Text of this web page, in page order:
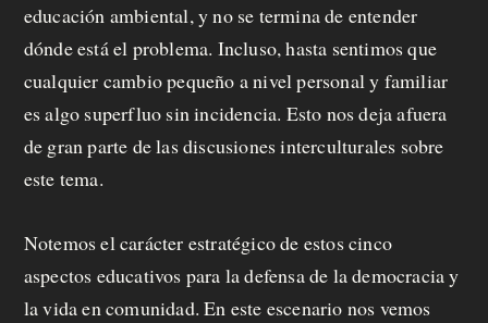
educación ambiental, y no se termina de entender
dónde está el problema. Incluso, hasta sentimos que
cualquier cambio pequeño a nivel personal y familiar
es algo superfluo sin incidencia. Esto nos deja afuera
de gran parte de las discusiones interculturales sobre
este tema.
Notemos el carácter estratégico de estos cinco
aspectos educativos para la defensa de la democracia y
la vida en comunidad. En este escenario nos vemos